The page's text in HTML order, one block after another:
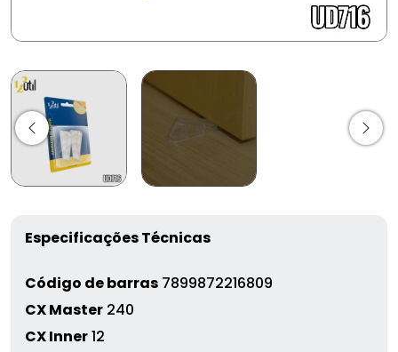
Especificações Técnicas
Código de barras 7899872216809
CX Master 240
CX Inner12